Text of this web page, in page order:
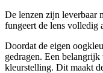
De lenzen zijn leverbaar
fungeert de lens volledig
Doordat de eigen
gedragen. Een
kleurstelling. Dit maakt